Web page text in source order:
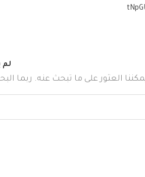
لم
يمكننا العثور على ما تبحث عنه. ربما